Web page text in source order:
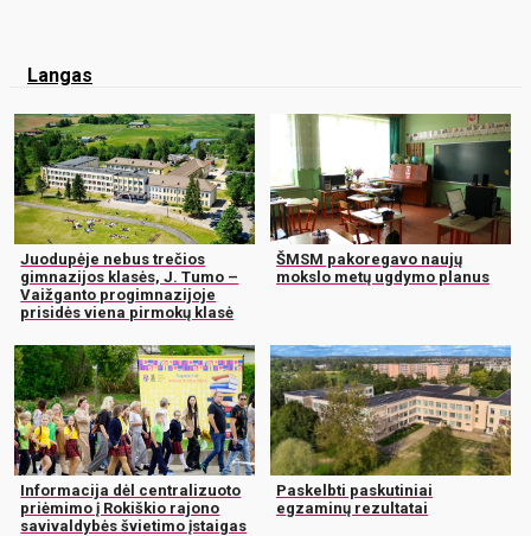
Langas
Juodupėje nebus trečios
gimnazijos klasės, J. Tumo –
Vaižganto progimnazijoje
prisidės viena pirmokų klasė
ŠMSM pakoregavo naujų
mokslo metų ugdymo planus
Informacija dėl centralizuoto
priėmimo į Rokiškio rajono
savivaldybės švietimo įstaigas
Paskelbti paskutiniai
egzaminų rezultatai